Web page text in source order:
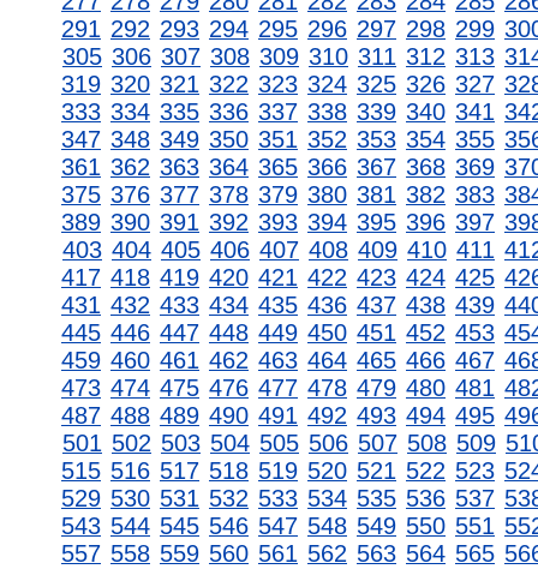
291 292 293 294 295 296 297 298 299
305 306 307 308 309 310 311 312 313
319 320 321 322 323 324 325 326 327
333 334 335 336 337 338 339 340 341
347 348 349 350 351 352 353 354 355
361 362 363 364 365 366 367 368 369
375 376 377 378 379 380 381 382 383
389 390 391 392 393 394 395 396 397
403 404 405 406 407 408 409 410 411
417 418 419 420 421 422 423 424 425
431 432 433 434 435 436 437 438 439
445 446 447 448 449 450 451 452 453
459 460 461 462 463 464 465 466 467
473 474 475 476 477 478 479 480 481
487 488 489 490 491 492 493 494 495
501 502 503 504 505 506 507 508 509
515 516 517 518 519 520 521 522 523
529 530 531 532 533 534 535 536 537
543 544 545 546 547 548 549 550 551
557 558 559 560 561 562 563 564 565